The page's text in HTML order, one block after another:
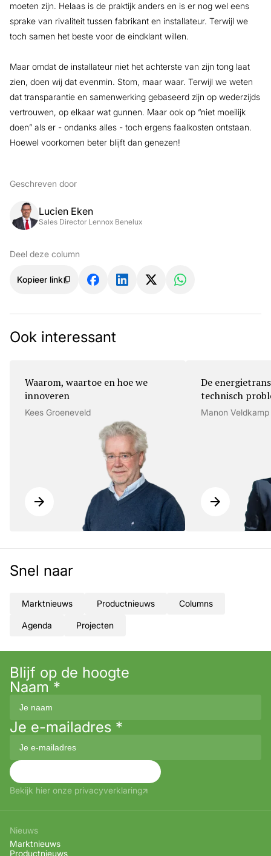
moeten zijn. Helaas is de praktijk anders en is er nog wel eens
sprake van rivaliteit tussen fabrikant en installateur. Terwijl we
toch samen het beste voor de eindklant willen.
Maar omdat de installateur niet het achterste van zijn tong laat
zien, doen wij dat evenmin. Stom, maar waar. Terwijl we weten
dat transparantie en samenwerking gebaseerd zijn op wederzijds
vertrouwen, op elkaar wat gunnen. Maar ook op “niet moeilijk
doen” als er - ondanks alles - toch ergens faalkosten ontstaan.
Hoewel voorkomen beter blijft dan genezen!
Geschreven door
Lucien Eken
Sales Director Lennox Benelux
Deel deze column
Kopieer link
Ook interessant
Waarom, waartoe en hoe we
innoveren
Kees Groeneveld
De
technisch
Manon Veldkamp
Snel naar
Marktnieuws Productnieuws Columns
Agenda Projecten
Blijf op de hoogte
Naam *
Je e-mailadres *
Bekijk hier onze privacyverklaring
Nieuws
Marktnieuws
Productnieuws